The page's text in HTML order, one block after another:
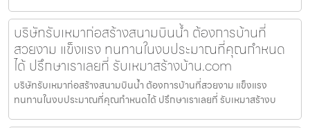
บริษัทรับเหมาก่อสร้างสนามบินน้ำ ต้องการบ้านที่
สวยงาม แข็งแรง ทนทานในงบประมาณที่คุณกำหนด
ได้ ปรึกษาเราเลยที่ รับเหมาสร้างบ้าน.com
บริษัทรับเหมาก่อสร้างสนามบินน้ำ ต้องการบ้านที่สวยงาม แข็งแรง
ทนทานในงบประมาณที่คุณกำหนดได้ ปรึกษาเราเลยที่ รับเหมาสร้างบ